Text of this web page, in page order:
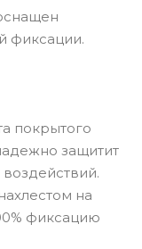
фиксации.
покрытого
защитит
на
фиксацию